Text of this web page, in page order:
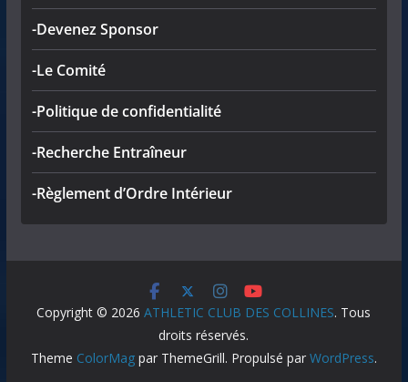
-Devenez Sponsor
-Le Comité
-Politique de confidentialité
-Recherche Entraîneur
-Règlement d’Ordre Intérieur
Copyright © 2026ATHLETIC CLUB DES COLLINES. Tous
droits réservés.
Theme ColorMagpar ThemeGrill. Propulsé par WordPress.